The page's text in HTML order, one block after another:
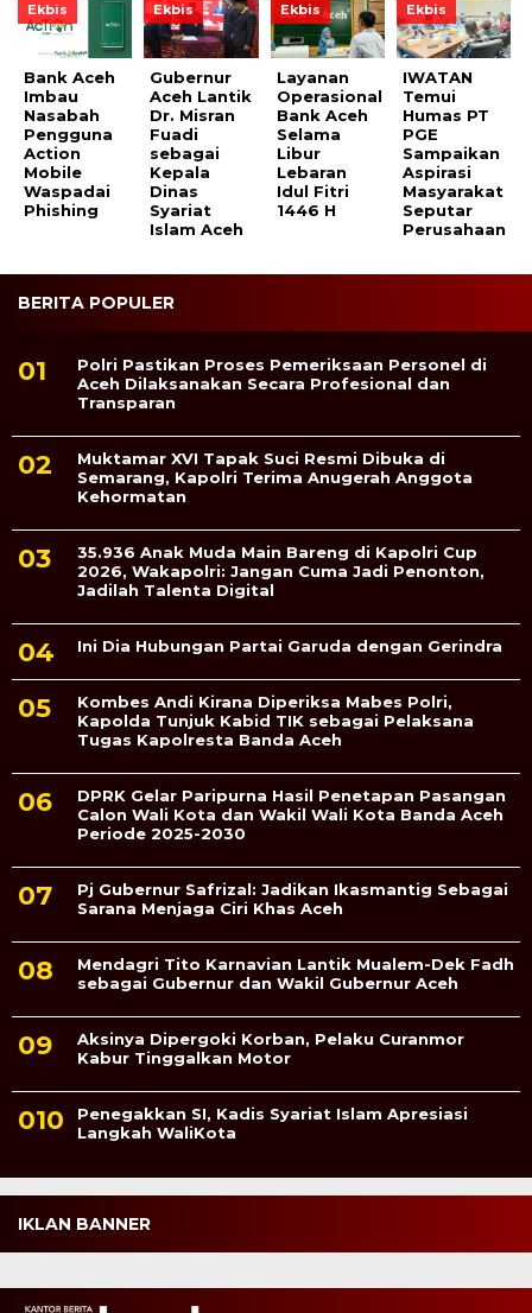
Ekbis
Bank Aceh
Imbau
Nasabah
Pengguna
Action
Mobile
Waspadai
Phishing
Ekbis
Gubernur
Aceh Lantik
Dr. Misran
Fuadi
sebagai
Kepala
Dinas
Syariat
Islam Aceh
Ekbis
Layanan
Operasional
Bank Aceh
Selama
Libur
Lebaran
Idul Fitri
1446 H
Ekbis
IWATAN
Temui
Humas PT
PGE
Sampaikan
Aspirasi
Masyarakat
Seputar
Perusahaan
BERITA POPULER
Polri Pastikan Proses Pemeriksaan Personel di
Aceh Dilaksanakan Secara Profesional dan
Transparan
Muktamar XVI Tapak Suci Resmi Dibuka di
Semarang, Kapolri Terima Anugerah Anggota
Kehormatan
35.936 Anak Muda Main Bareng di Kapolri Cup
2026, Wakapolri: Jangan Cuma Jadi Penonton,
Jadilah Talenta Digital
Ini Dia Hubungan Partai Garuda dengan Gerindra
Kombes Andi Kirana Diperiksa Mabes Polri,
Kapolda Tunjuk Kabid TIK sebagai Pelaksana
Tugas Kapolresta Banda Aceh
DPRK Gelar Paripurna Hasil Penetapan Pasangan
Calon Wali Kota dan Wakil Wali Kota Banda Aceh
Periode 2025-2030
Pj Gubernur Safrizal: Jadikan Ikasmantig Sebagai
Sarana Menjaga Ciri Khas Aceh
Mendagri Tito Karnavian Lantik Mualem-Dek Fadh
sebagai Gubernur dan Wakil Gubernur Aceh
Aksinya Dipergoki Korban, Pelaku Curanmor
Kabur Tinggalkan Motor
Penegakkan SI, Kadis Syariat Islam Apresiasi
Langkah WaliKota
IKLAN BANNER